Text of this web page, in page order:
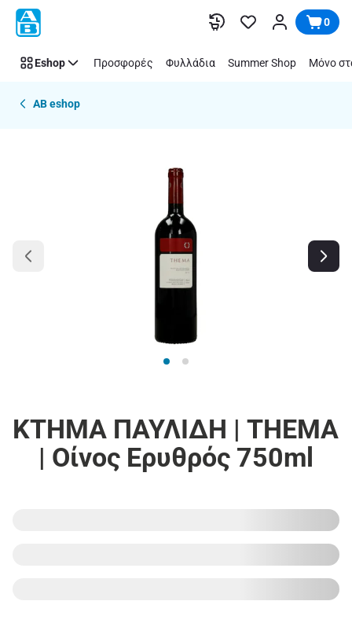
Παράλειψη 0
Eshop Προσφορές Φυλλάδια Summer Shop Μόνο
AB eshop
ΚΤΗΜΑ ΠΑΥΛΙΔΗ | ΤΗΕΜΑ
| Οίνος Ερυθρός 750ml